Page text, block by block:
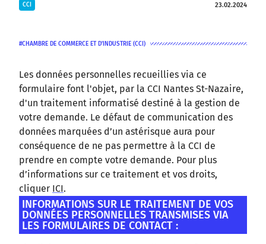
CCI 23.02.2024
CHAMBRE DE COMMERCE ET D'INDUSTRIE (CCI)
Les données personnelles recueillies via ce
formulaire font l'objet, par la CCI Nantes St-Nazaire,
d'un traitement informatisé destiné à la gestion de
votre demande. Le défaut de communication des
données marquées d’un astérisque aura pour
conséquence de ne pas permettre à la CCI de
prendre en compte votre demande. Pour plus
d’informations sur ce traitement et vos droits,
cliquer ICI.
INFORMATIONS SUR LE TRAITEMENT DE VOS
DONNÉES PERSONNELLES TRANSMISES VIA
LES FORMULAIRES DE CONTACT :